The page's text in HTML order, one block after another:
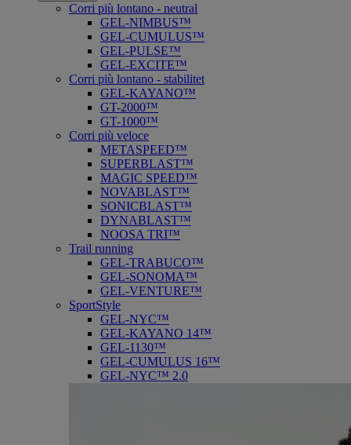
Corri più lontano - neutral
GEL-NIMBUS™
GEL-CUMULUS™
GEL-PULSE™
GEL-EXCITE™
Corri più lontano - stabilitet
GEL-KAYANO™
GT-2000™
GT-1000™
Corri più veloce
METASPEED™
SUPERBLAST™
MAGIC SPEED™
NOVABLAST™
SONICBLAST™
DYNABLAST™
NOOSA TRI™
Trail running
GEL-TRABUCO™
GEL-SONOMA™
GEL-VENTURE™
SportStyle
GEL-NYC™
GEL-KAYANO 14™
GEL-1130™
GEL-CUMULUS 16™
GEL-NYC™ 2.0